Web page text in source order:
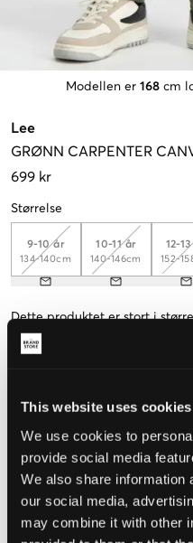
This website uses cookies
We use cookies to
provide social media
We also share information
our social media,
may combine it with other
Modellen er 168 cm
Lee
GRØNN CARPENTER
699 kr
Størrelse
9-10 år
134-140cm
10-11 år
140-146cm
12-
152-
Dette produktet er stort i
mindre størrelse enn vanlig.
Liten
VELG EN